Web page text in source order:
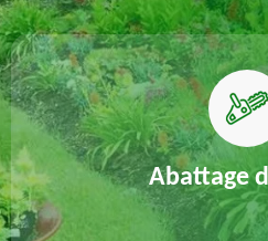
Abattage